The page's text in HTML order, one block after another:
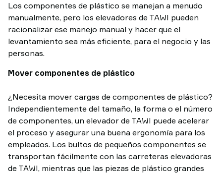
de
manipulación
Los componentes de plástico se manejan a menudo
manualmente, pero los elevadores de TAWI pueden
racionalizar ese manejo manual y hacer que el
levantamiento sea más eficiente, para el negocio y las
personas.
Mover componentes de plástico
¿Necesita mover cargas de componentes de plástico?
Independientemente del tamaño, la forma o el número
de componentes, un elevador de TAWI puede acelerar
el proceso y asegurar una buena ergonomía para los
empleados. Los bultos de pequeños componentes se
transportan fácilmente con las carreteras elevadoras
de TAWI, mientras que las piezas de plástico grandes